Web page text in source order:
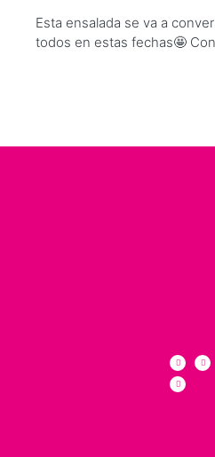
Esta ensalada se va a
todos en estas fechas🤩 Con